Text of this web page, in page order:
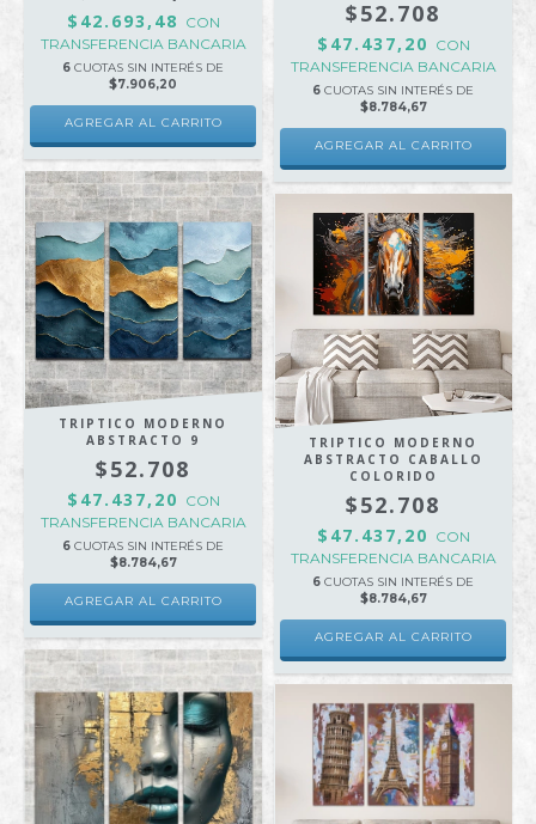
$42.693,48 CON
TRANSFERENCIA BANCARIA
6 CUOTAS SIN INTERÉS DE
$7.906,20
AGREGAR AL CARRITO
$52.708
$47.437,20 CON
TRANSFERENCIA BANCARIA
6 CUOTAS SIN INTERÉS DE
$8.784,67
AGREGAR AL CARRITO
TRIPTICO MODERNO
ABSTRACTO 9
$52.708
$47.437,20 CON
TRANSFERENCIA BANCARIA
6 CUOTAS SIN INTERÉS DE
$8.784,67
AGREGAR AL CARRITO
TRIPTICO MODERNO
ABSTRACTO CABALLO
COLORIDO
$52.708
$47.437,20 CON
TRANSFERENCIA BANCARIA
6 CUOTAS SIN INTERÉS DE
$8.784,67
AGREGAR AL CARRITO